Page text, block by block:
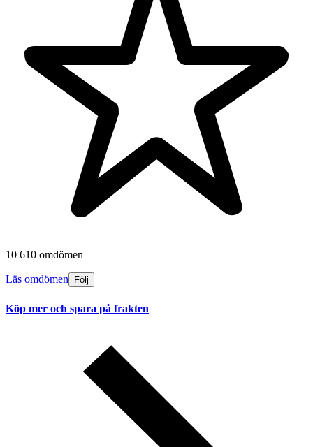
10 610 omdömen
Läs omdömen Följ
Köp mer och spara på frakten